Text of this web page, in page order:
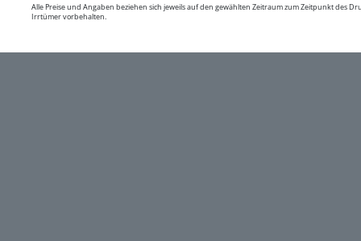
Alle Preise und Angaben beziehen sich jeweils auf den gewählten Zeitraum zum Zeitpunkt des
Irrtümer vorbehalten.